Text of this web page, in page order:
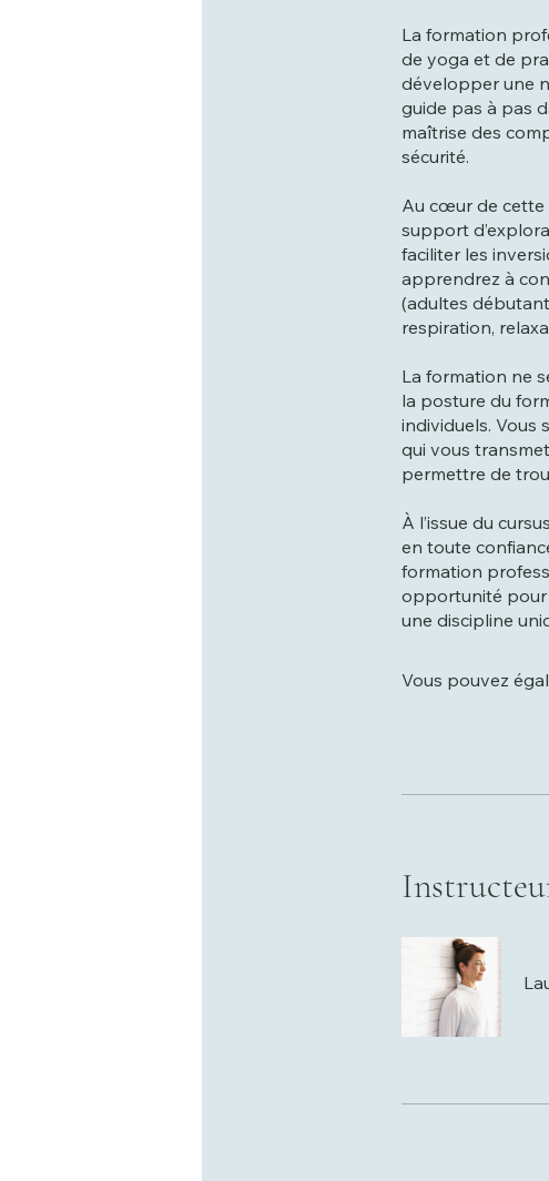
La formation
de yoga et de
développer une
guide pas à pas
maîtrise des
sécurité.
Au cœur de cette
support
faciliter les
apprendrez à
(adultes
respiration,
La formation ne
la posture du
individuels. Vous
qui vous
permettre de
À l’issue du
en toute
formation
opportunité pour
une discipline
Vous pouvez